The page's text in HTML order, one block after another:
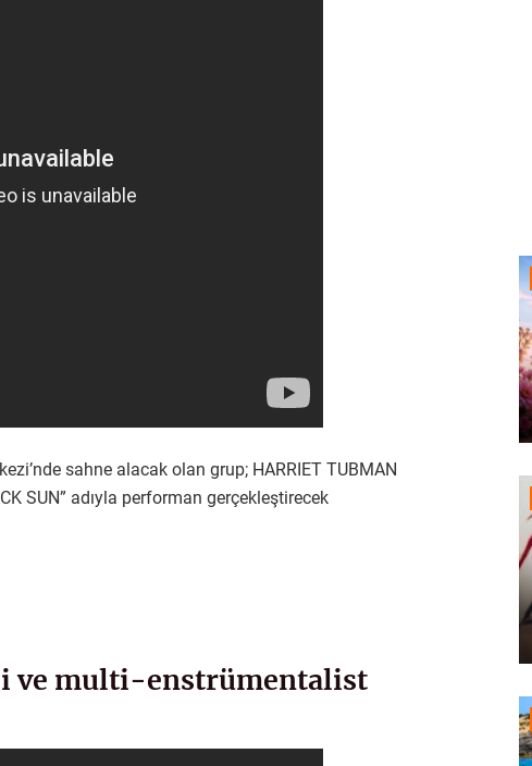
sahne alacak olan grup; HARRIET TUBMAN
SUN” adıyla performan gerçekleştirecek
ve multi-enstrümentalist